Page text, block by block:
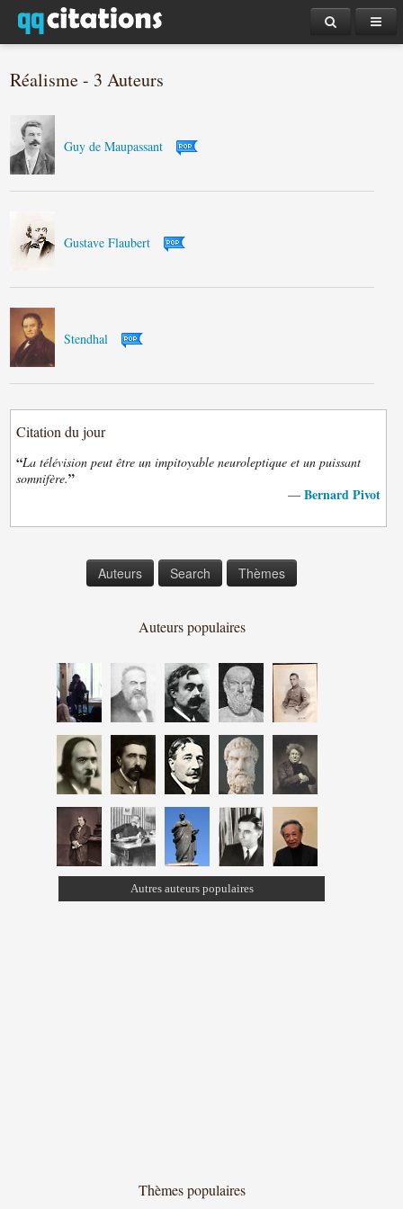
Réalisme - 3 Auteurs
Guy de Maupassant
Gustave Flaubert
Stendhal
Citation du jour
“La télévision peut être un impitoyable neuroleptique et un puissant
somnifère.”
— Bernard Pivot
Auteurs Search Thèmes
Auteurs populaires
Autres auteurs populaires
Thèmes populaires